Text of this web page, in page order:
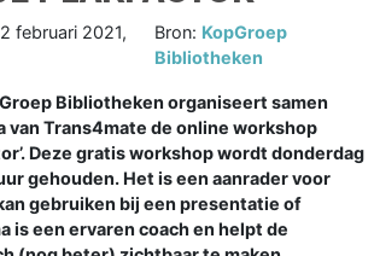
februari 2021,
Bron: KopGroep
Bibliotheken
Bibliotheken organiseert samen
van Trans4mate de online workshop
Deze gratis workshop wordt donderdag
gehouden. Het is een aanrader voor
gebruiken bij een presentatie of
is een ervaren coach en helpt de